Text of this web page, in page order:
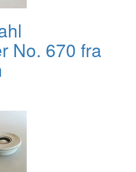
No. 670 fra